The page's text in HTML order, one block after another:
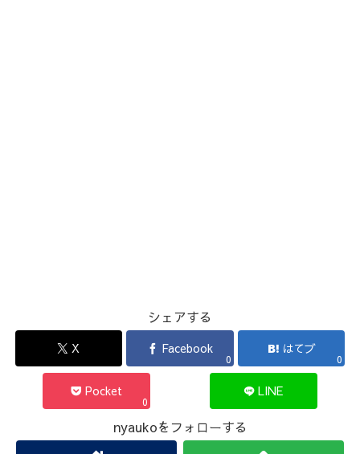
シェアする
X Facebook
0
はてブ
0
Pocket
0
LINE
nyaukoをフォローする